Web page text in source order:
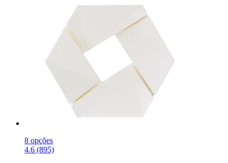
8 opções
4.6 (895)